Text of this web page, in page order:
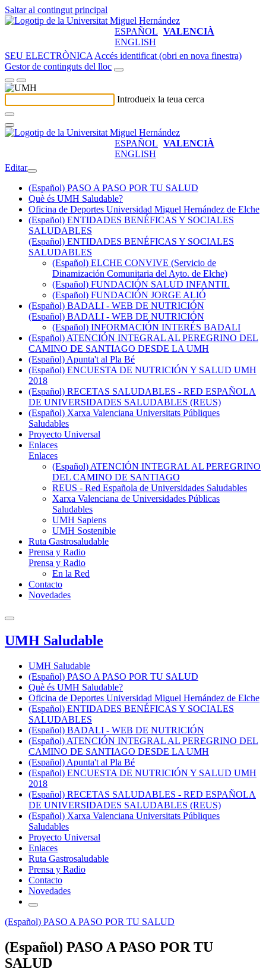
Saltar al contingut principal
ESPAÑOL VALENCIÀ
ENGLISH
SEU ELECTRÒNICA Accés identificat (obri en nova finestra)
Gestor de continguts del lloc
Introdueix la teua cerca
ESPAÑOL VALENCIÀ
ENGLISH
Editar
(Español) PASO A PASO POR TU SALUD
Què és UMH Saludable?
Oficina de Deportes Universidad Miguel Hernández de Elche
(Español) ENTIDADES BENÉFICAS Y SOCIALES
SALUDABLES
(Español) ENTIDADES BENÉFICAS Y SOCIALES
SALUDABLES
(Español) ELCHE CONVIVE (Servicio de
Dinamización Comunitaria del Ayto. de Elche)
(Español) FUNDACIÓN SALUD INFANTIL
(Español) FUNDACIÓN JORGE ALIÓ
(Español) BADALI - WEB DE NUTRICIÓN
(Español) BADALI - WEB DE NUTRICIÓN
(Español) INFORMACIÓN INTERÉS BADALI
(Español) ATENCIÓN INTEGRAL AL PEREGRINO DEL
CAMINO DE SANTIAGO DESDE LA UMH
(Español) Apunta't al Pla Bé
(Español) ENCUESTA DE NUTRICIÓN Y SALUD UMH
2018
(Español) RECETAS SALUDABLES - RED ESPAÑOLA
DE UNIVERSIDADES SALUDABLES (REUS)
(Español) Xarxa Valenciana Universitats Públiques
Saludables
Proyecto Universal
Enlaces
Enlaces
(Español) ATENCIÓN INTEGRAL AL PEREGRINO
DEL CAMINO DE SANTIAGO
REUS - Red Española de Universidades Saludables
Xarxa Valenciana de Universidades Públicas
Saludables
UMH Sapiens
UMH Sostenible
Ruta Gastrosaludable
Prensa y Radio
Prensa y Radio
En la Red
Contacto
Novedades
UMH Saludable
UMH Saludable
(Español) PASO A PASO POR TU SALUD
Què és UMH Saludable?
Oficina de Deportes Universidad Miguel Hernández de Elche
(Español) ENTIDADES BENÉFICAS Y SOCIALES
SALUDABLES
(Español) BADALI - WEB DE NUTRICIÓN
(Español) ATENCIÓN INTEGRAL AL PEREGRINO DEL
CAMINO DE SANTIAGO DESDE LA UMH
(Español) Apunta't al Pla Bé
(Español) ENCUESTA DE NUTRICIÓN Y SALUD UMH
2018
(Español) RECETAS SALUDABLES - RED ESPAÑOLA
DE UNIVERSIDADES SALUDABLES (REUS)
(Español) Xarxa Valenciana Universitats Públiques
Saludables
Proyecto Universal
Enlaces
Ruta Gastrosaludable
Prensa y Radio
Contacto
Novedades
(Español) PASO A PASO POR TU SALUD
(Español) PASO A PASO POR TU
SALUD